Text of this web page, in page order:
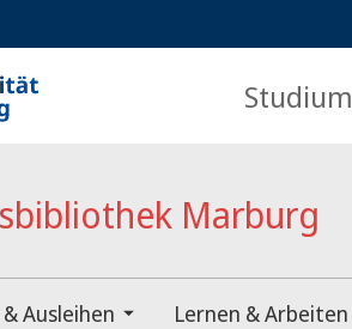
Studium
Marburg
Ausleihen Lernen & Arbeiten